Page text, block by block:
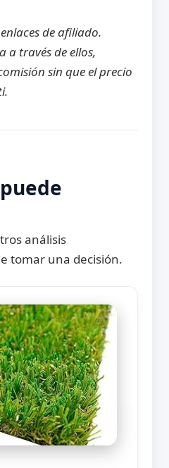
de afiliado.
a través de ellos,
sin que el precio
análisis
tomar una decisión.